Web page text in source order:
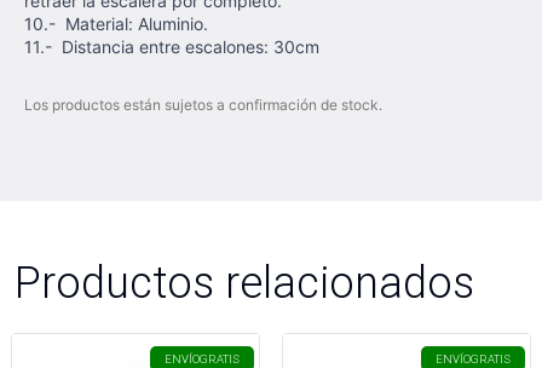
10.- Material: Aluminio.
11.- Distancia entre escalones: 30cm
Los productos están sujetos a confirmación de stock.
Productos relacionados
ENVÍOGRATIS ENVÍOGRATIS